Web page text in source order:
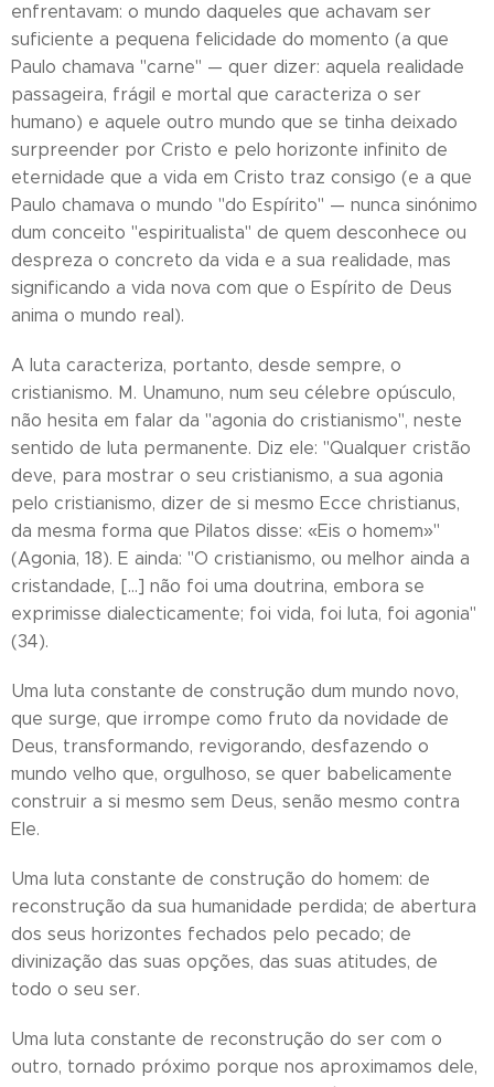
enfrentavam: o mundo daqueles que achavam ser
suficiente a pequena felicidade do momento (a que
Paulo chamava "carne" — quer dizer: aquela realidade
passageira, frágil e mortal que caracteriza o ser
humano) e aquele outro mundo que se tinha deixado
surpreender por Cristo e pelo horizonte infinito de
eternidade que a vida em Cristo traz consigo (e a que
Paulo chamava o mundo "do Espírito" — nunca sinónimo
dum conceito "espiritualista" de quem desconhece ou
despreza o concreto da vida e a sua realidade, mas
significando a vida nova com que o Espírito de Deus
anima o mundo real).
A luta caracteriza, portanto, desde sempre, o
cristianismo. M. Unamuno, num seu célebre opúsculo,
não hesita em falar da "agonia do cristianismo", neste
sentido de luta permanente. Diz ele: "Qualquer cristão
deve, para mostrar o seu cristianismo, a sua agonia
pelo cristianismo, dizer de si mesmo Ecce christianus,
da mesma forma que Pilatos disse: «Eis o homem»"
(Agonia, 18). E ainda: "O cristianismo, ou melhor ainda a
cristandade, […] não foi uma doutrina, embora se
exprimisse dialecticamente; foi vida, foi luta, foi agonia"
(34).
Uma luta constante de construção dum mundo novo,
que surge, que irrompe como fruto da novidade de
Deus, transformando, revigorando, desfazendo o
mundo velho que, orgulhoso, se quer babelicamente
construir a si mesmo sem Deus, senão mesmo contra
Ele.
Uma luta constante de construção do homem: de
reconstrução da sua humanidade perdida; de abertura
dos seus horizontes fechados pelo pecado; de
divinização das suas opções, das suas atitudes, de
todo o seu ser.
Uma luta constante de reconstrução do ser com o
outro, tornado próximo porque nos aproximamos dele,